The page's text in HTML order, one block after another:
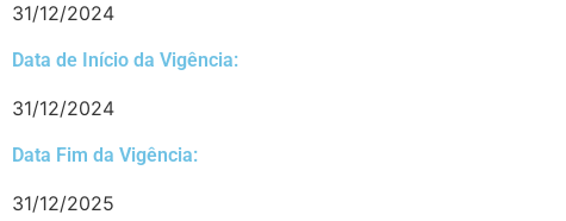
31/12/2024
Data de Início da Vigência:
31/12/2024
Data Fim da Vigência:
31/12/2025